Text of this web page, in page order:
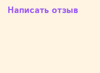
который разбирают в
Написать отзыв